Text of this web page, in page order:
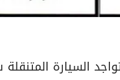
السيارة